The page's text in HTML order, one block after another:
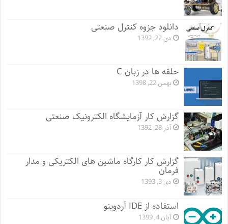
دانلود جزوه کنترل صنعتی
دی 22, 1392
حلقه ها در زبان C
بهمن 22, 1398
گزارش کار آزمایشگاه الکترونیک صنعتی
آذر 28, 1392
گزارش کار کارگاه ماشین های الکتریکی و مدار
فرمان
دی 3, 1393
استفاده از IDE آردوینو
آبان 4, 1399